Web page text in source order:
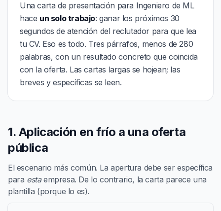
Una carta de presentación para Ingeniero de ML
hace un solo trabajo: ganar los próximos 30
segundos de atención del reclutador para que lea
tu CV. Eso es todo. Tres párrafos, menos de 280
palabras, con un resultado concreto que coincida
con la oferta. Las cartas largas se hojean; las
breves y específicas se leen.
1. Aplicación en frío a una oferta
pública
El escenario más común. La apertura debe ser específica
para estaempresa. De lo contrario, la carta parece una
plantilla (porque lo es).